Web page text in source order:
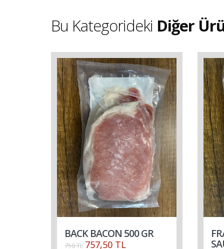
Bu Kategorideki Diğer
BACK BACON 500 GR
750 TL 757,50 TL